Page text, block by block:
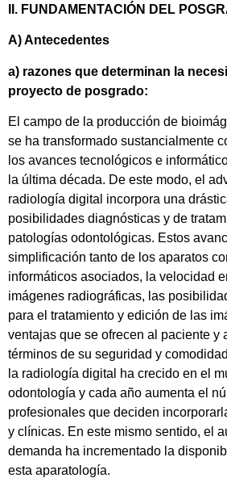
II. FUNDAMENTACIÓN DEL
A) Antecedentes
a) razones que determinan la
proyecto de posgrado:
El campo de la producción de
se ha transformado sustancialmente
los avances tecnológicos e
la última década. De este modo, el
radiología digital incorpora una
posibilidades diagnósticas y de
patologías odontológicas. Estos
simplificación tanto de los aparatos
informáticos asociados, la velocidad
imágenes radiográficas, las
para el tratamiento y edición de las
ventajas que se ofrecen al paciente y
términos de su seguridad y
la radiología digital ha crecido en el
odontología y cada año aumenta el
profesionales que deciden
y clínicas. En este mismo sentido, el
demanda ha incrementado la
esta aparatología.